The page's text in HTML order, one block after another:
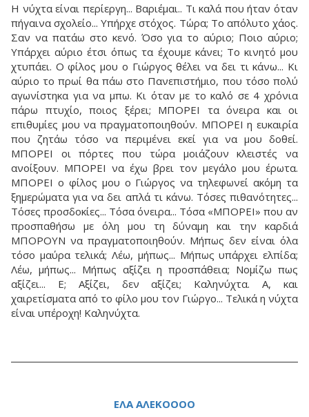
Η νύχτα είναι περίεργη... Βαριέμαι.. Τι καλά που ήταν όταν
πήγαινα σχολείο... Υπήρχε στόχος. Τώρα; Το απόλυτο χάος.
Σαν να πατάω στο κενό. Όσο για το αύριο; Ποιο αύριο;
Υπάρχει αύριο έτσι όπως τα έχουμε κάνει; Το κινητό μου
χτυπάει. Ο φίλος μου ο Γιώργος θέλει να δει τι κάνω... Κι
αύριο το πρωί θα πάω στο Πανεπιστήμιο, που τόσο πολύ
αγωνίστηκα για να μπω. Κι όταν με το καλό σε 4 χρόνια
πάρω πτυχίο, ποιος ξέρει; ΜΠΟΡΕΙ τα όνειρα και οι
επιθυμίες μου να πραγματοποιηθούν. ΜΠΟΡΕΙ η ευκαιρία
που ζητάω τόσο να περιμένει εκεί για να μου δοθεί.
ΜΠΟΡΕΙ οι πόρτες που τώρα μοιάζουν κλειστές να
ανοίξουν. ΜΠΟΡΕΙ να έχω βρει τον μεγάλο μου έρωτα.
ΜΠΟΡΕΙ ο φίλος μου ο Γιώργος να τηλεφωνεί ακόμη τα
ξημερώματα για να δει απλά τι κάνω. Τόσες πιθανότητες...
Τόσες προσδοκίες... Τόσα όνειρα... Τόσα «ΜΠΟΡΕΙ» που αν
προσπαθήσω με όλη μου τη δύναμη και την καρδιά
ΜΠΟΡΟΥΝ να πραγματοποιηθούν. Μήπως δεν είναι όλα
τόσο μαύρα τελικά; Λέω, μήπως... Μήπως υπάρχει ελπίδα;
Λέω, μήπως... Μήπως αξίζει η προσπάθεια; Νομίζω πως
αξίζει... Ε; Αξίζει, δεν αξίζει; Καληνύχτα. Α, και
χαιρετίσματα από το φίλο μου τον Γιώργο... Τελικά η νύχτα
είναι υπέροχη! Καληνύχτα.
ΕΛΑ ΑΛΕΚΟΟΟΟ